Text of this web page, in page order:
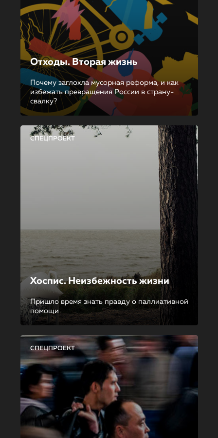
Отходы. Вторая жизнь
Почему заглохла мусорная реформа, и как
избежать превращения России в страну-
свалку?
СПЕЦПРОЕКТ
Хоспис. Неизбежность жизни
Пришло время знать правду о паллиативной
помощи
СПЕЦПРОЕКТ